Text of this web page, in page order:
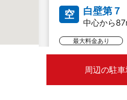
空 白壁第７
中心から
最大料金あり
入庫より
周辺の駐